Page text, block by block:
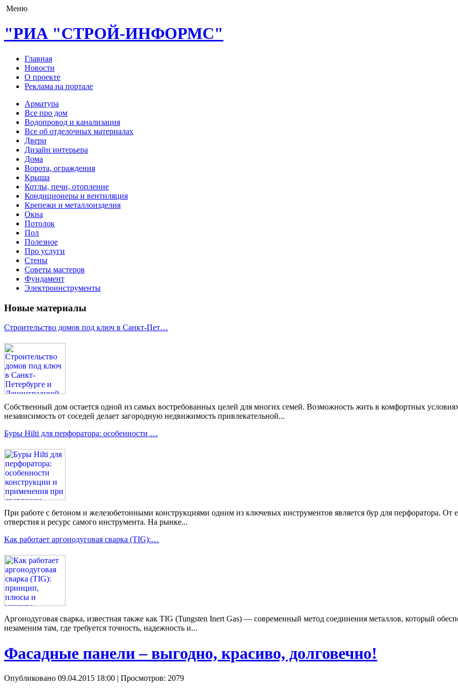
Меню
"РИА "СТРОЙ-ИНФОРМС"
Главная
Новости
О проекте
Реклама на портале
Арматура
Все про дом
Водопровод и канализация
Все об отделочных материалах
Двери
Дизайн интерьера
Дома
Ворота, ограждения
Крыша
Котлы, печи, отопление
Кондиционеры и вентиляция
Крепежи и металлоизделия
Окна
Потолок
Пол
Полезное
Про услуги
Стены
Советы мастеров
Фундамент
Электроинструменты
Новые материалы
Строительство домов под ключ в Санкт-Пет…
Собственный дом остается одной из самых востребованных целей для многих семей. Возможность жить в комфортных
независимость от соседей делает загородную недвижимость привлекательной...
Буры Hilti для перфоратора: особенности …
При работе с бетоном и железобетонными конструкциями одним из ключевых инструментов является бур для перфоратора. От
отверстия и ресурс самого инструмента. На рынке...
Как работает аргонодуговая сварка (TIG):…
Аргонодуговая сварка, известная также как TIG (Tungsten Inert Gas) — современный метод соединения металлов, который
незаменим там, где требуется точность, надежность и...
Фасадные панели – выгодно, красиво, долговечно!
Опубликовано 09.04.2015 18:00 | Просмотров: 2079